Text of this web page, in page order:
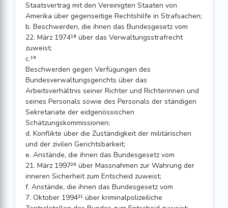
Staatsvertrag mit den Ver­einigten Staaten von
Amerika über gegenseitige Rechtshilfe in Strafsachen;
b. Beschwerden, die ihnen das Bundesgesetz vom
22. März 1974¹⁸ über das Verwaltungsstrafrecht
zuweist;
c.¹⁹
Beschwerden gegen Verfügungen des
Bundesverwaltungsgerichts über das
Arbeitsverhältnis seiner Richter und Richterinnen und
seines Personals sowie des Personals der ständigen
Sekretariate der eidgenössischen
Schätzungskommissionen;
d. Konflikte über die Zuständigkeit der militärischen
und der zivilen Gerichtsbar­keit;
e. Anstände, die ihnen das Bundesgesetz vom
21. März 1997²⁰ über Massnah­men zur Wahrung der
inneren Sicherheit zum Entscheid zuweist;
f. Anstände, die ihnen das Bundesgesetz vom
7. Oktober 1994²¹ über kriminal­polizeiliche